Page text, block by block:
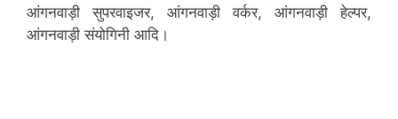
आंगनवाड़ी सुपरवाइजर, आंगनवाड़ी वर्कर, आंगनवाड़ी हेल्पर,
आंगनवाड़ी संयोगिनी आदि।